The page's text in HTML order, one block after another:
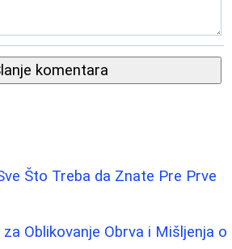
komentara
Što Treba da Znate Pre Prve
Oblikovanje Obrva i Mišljenja o